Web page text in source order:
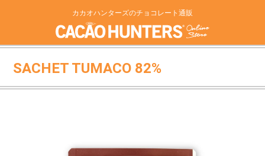
カカオハンターズのチョコレート通販
SACHET TUMACO 82%